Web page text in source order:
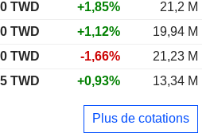
TWD +1,85%
21,2 M
TWD +1,12%
19,94 M
TWD -1,66%
21,23 M
TWD +0,93% 13,34 M
Plus de cotations